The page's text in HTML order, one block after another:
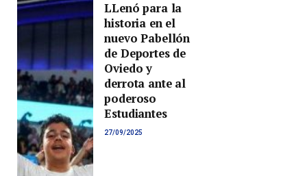
LLenó para la
historia en el
nuevo Pabellón
de Deportes de
Oviedo y
derrota ante al
poderoso
Estudiantes
27/09/2025